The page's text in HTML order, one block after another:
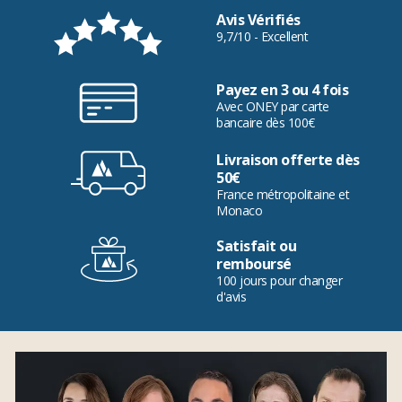
Avis Vérifiés
9,7/10 - Excellent
Payez en 3 ou 4 fois
Avec ONEY par carte
bancaire dès 100€
Livraison offerte dès
50€
France métropolitaine et
Monaco
Satisfait ou
remboursé
100 jours pour changer
d'avis